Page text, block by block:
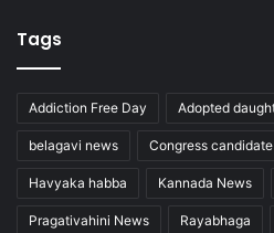
Tags
Addiction Free Day Adopted
belagavi news Congress candidate
Havyaka habba Kannada News
Pragativahini News Rayabhaga